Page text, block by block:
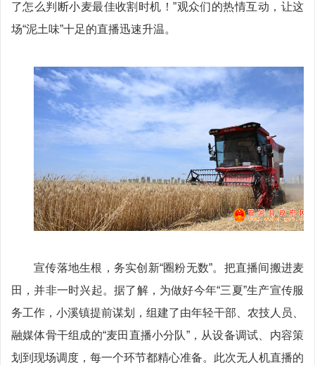
了怎么判断小麦最佳收割时机！”观众们的热情互动，让这
场“泥土味”十足的直播迅速升温。
宣传落地生根，务实创新“圈粉无数”。把直播间搬进麦
田，并非一时兴起。据了解，为做好今年“三夏”生产宣传服
务工作，小溪镇提前谋划，组建了由年轻干部、农技人员、
融媒体骨干组成的“麦田直播小分队”，从设备调试、内容策
划到现场调度，每一个环节都精心准备。此次无人机直播的